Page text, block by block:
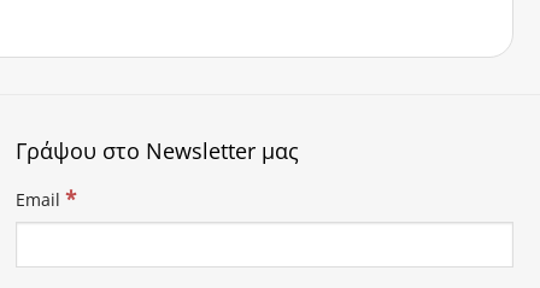
Γράψου στο Newsletter μας
Email *